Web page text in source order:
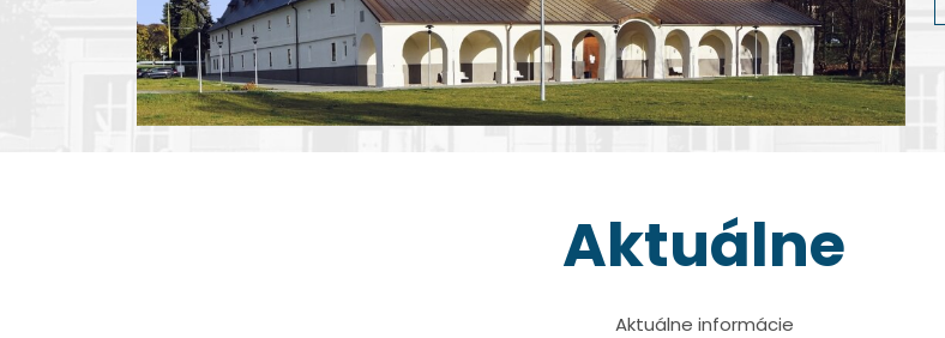
Aktuálne
Aktuálne informácie